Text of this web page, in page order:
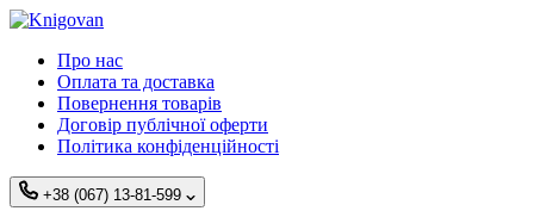
Про нас
Оплата та доставка
Повернення товарів
Договір публічної оферти
Політика конфіденційності
+38 (067) 13-81-599